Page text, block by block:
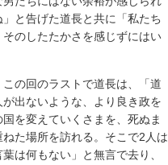
と告げた道長と共に「私たち
のしたたかさを感じずにはい
の回のラストで道長は、「道
出ないような、より良き政を
を変えていくさまを、死ぬま
た場所を訪れる。そこで2人は
は何もない」と無言で去り、